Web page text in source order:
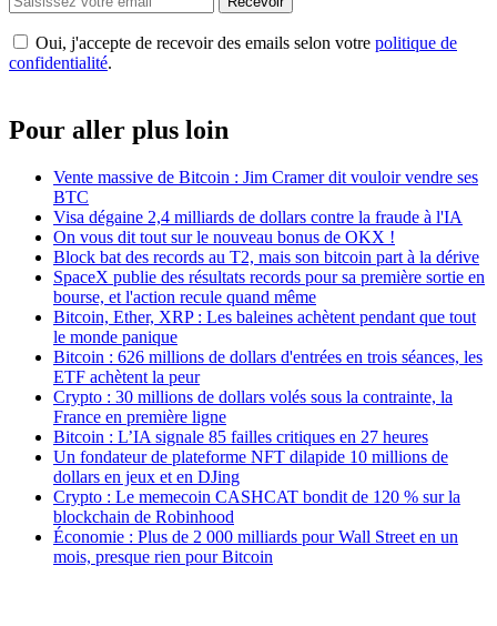
Oui, j'accepte de recevoir des emails selon votre politique de
confidentialité.
Pour aller plus loin
Vente massive de Bitcoin : Jim Cramer dit vouloir vendre ses
BTC
Visa dégaine 2,4 milliards de dollars contre la fraude à l'IA
On vous dit tout sur le nouveau bonus de OKX !
Block bat des records au T2, mais son bitcoin part à la dérive
SpaceX publie des résultats records pour sa première sortie en
bourse, et l'action recule quand même
Bitcoin, Ether, XRP : Les baleines achètent pendant que tout
le monde panique
Bitcoin : 626 millions de dollars d'entrées en trois séances, les
ETF achètent la peur
Crypto : 30 millions de dollars volés sous la contrainte, la
France en première ligne
Bitcoin : L’IA signale 85 failles critiques en 27 heures
Un fondateur de plateforme NFT dilapide 10 millions de
dollars en jeux et en DJing
Crypto : Le memecoin CASHCAT bondit de 120 % sur la
blockchain de Robinhood
Économie : Plus de 2 000 milliards pour Wall Street en un
mois, presque rien pour Bitcoin